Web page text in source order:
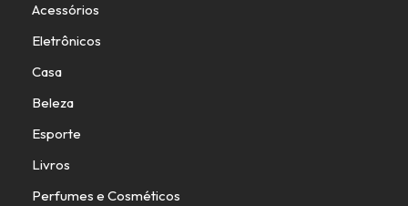
Acessórios
Eletrônicos
Casa
Beleza
Esporte
Livros
Perfumes e Cosméticos